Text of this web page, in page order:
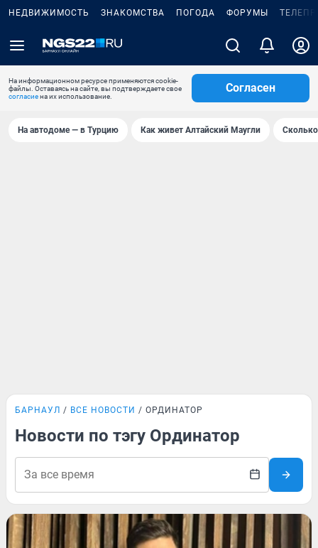
НЕДВИЖИМОСТЬ ЗНАКОМСТВА ПОГОДА ФОРУМЫ
На информационном ресурсе применяются cookie-
файлы. Оставаясь на сайте, вы подтверждаете свое
согласиена их использование.
Согласен
На автодоме — в Турцию Как живет Алтайский Маугли
БАРНАУЛ ВСЕ НОВОСТИ ОРДИНАТОР
Новости по тэгу Ординатор